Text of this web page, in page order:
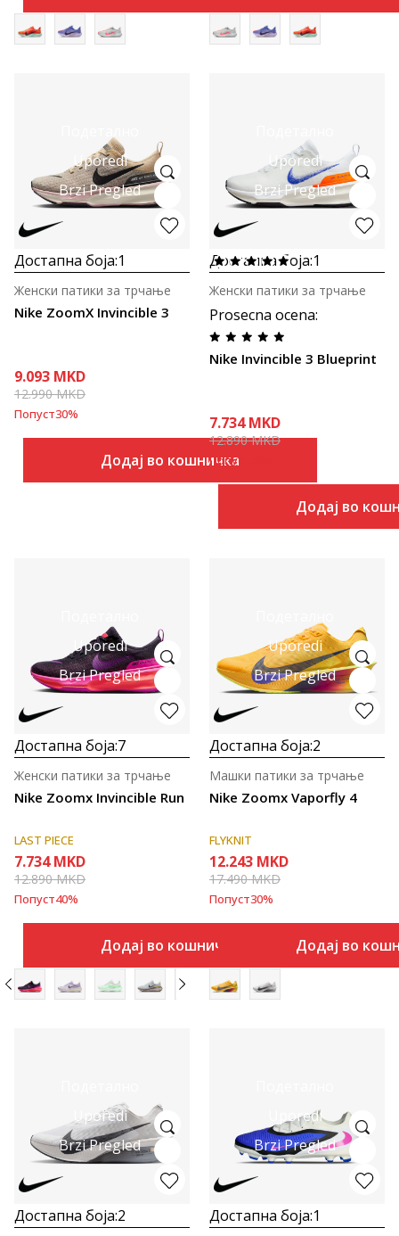
Uporedi
Brzi Pregled
Достапна боја:1
Nike ZoomX Invincible 3
Женски патики за трчање
9.093 MKD
12.990MKD
Попуст30%
Додај во кошничка
Uporedi
Brzi Pregled
Достапна боја:1
Prosecna ocena:
Nike Invincible 3 Blueprint
Женски патики за трчање
7.734 MKD
12.890MKD
Попуст
Додај во
Uporedi
Brzi Pregled
Достапна боја:7
Nike Zoomx Invincible Run
Женски патики за трчање
LAST PIECE
7.734 MKD
12.890MKD
Попуст40%
Додај во кошничка
Uporedi
Brzi Pregled
Достапна боја:2
Nike Zoomx Vaporfly 4
Машки патики за трчање
FLYKNIT
12.243 MKD
17.490MKD
Попуст30%
Додај во
Uporedi
Brzi Pregled
Достапна боја:2
Uporedi
Brzi Pregled
Достапна боја:1